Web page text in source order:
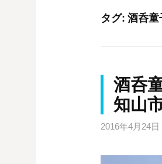
タグ:酒呑童
酒呑
知山市
2016年4月24日